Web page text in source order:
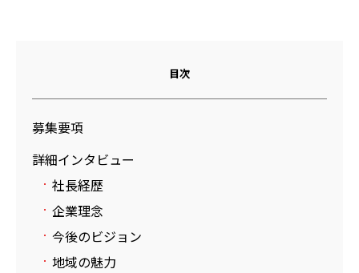
目次
募集要項
詳細インタビュー
社長経歴
企業理念
今後のビジョン
地域の魅力